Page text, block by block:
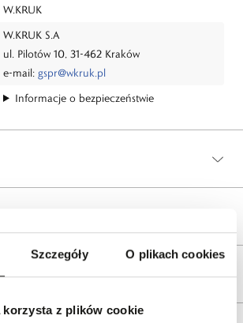
Szczegóły O plikach cookies
korzysta z plików cookie
W.KRUK
W.KRUK S.A
ul. Pilotów 10, 31-462 Kraków
e-mail: gspr@wkruk.pl
Informacje o bezpieczeństwie